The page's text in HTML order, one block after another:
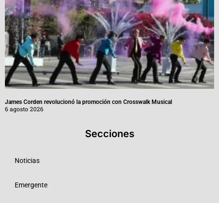
James Corden revolucionó la promoción con Crosswalk Musical
6 agosto 2026
Secciones
Noticias
Emergente